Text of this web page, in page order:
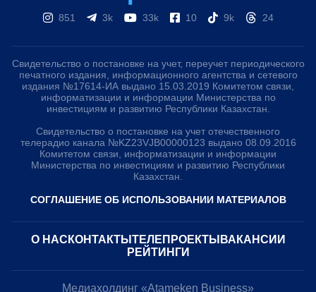
851 3k 33k 10 9k 24
Свидетельство о постановке на учет, переучет периодического
печатного издания, информационного агентства и сетевого
издания №17614-ИА выдано 15.03.2019 Комитетом связи,
информатизации и информации Министерства по
инвестициям и развитию Республики Казахстан.
Свидетельство о постановке на учет отечественного
телерадио канала №KZ23VJB00000123 выдано 08.09.2016
Комитетом связи, информатизации и информации
Министерства по инвестициям и развитию Республики
Казахстан.
СОГЛАШЕНИЕ ОБ ИСПОЛЬЗОВАНИИ МАТЕРИАЛОВ
О НАС КОНТАКТЫ ТЕЛЕПРОЕКТЫ ВАКАНСИИ
РЕЙТИНГИ
Медиахолдинг «Atameken Business»